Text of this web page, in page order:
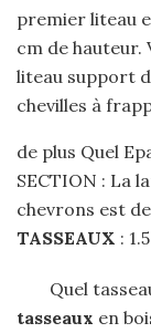
premier liteau
cm de hauteur.
liteau support
chevilles à
de plus Quel
SECTION : La
chevrons est de
TASSEAUX :
Quel
tasseaux en